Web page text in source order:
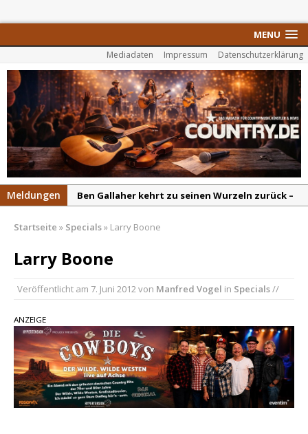
MENU
Mediadaten Impressum Datenschutzerklärung
Meldungen
Ben Gallaher kehrt zu seinen Wurzeln zurück –
Colton Dawson legt mit „Worth It“ nach –
Vergleich mit anderen
„Choosin‘ Texas“ gehört zu den größten Hits
aller Zeiten
pez veröffentlicht neue Single „Late Night
Talks“ – eine Hymne auf unvergessliche
Sommernächte
Startseite » Specials» Larry Boone
Larry Boone
Veröffentlicht am 7. Juni 2012 von Manfred Vogel in Specials//
ANZEIGE